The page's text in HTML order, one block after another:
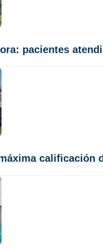
pacientes
calificación